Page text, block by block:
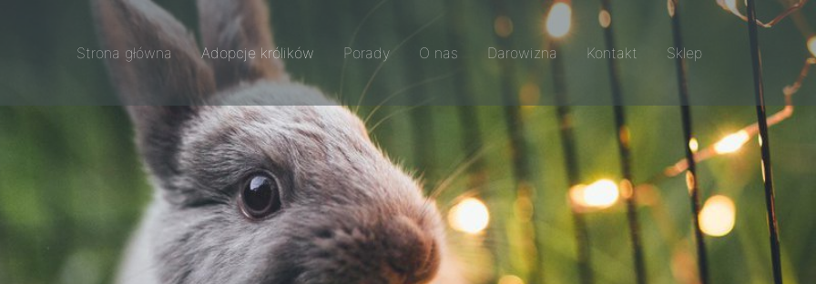
Strona główna Adopcje królików Porady O nas Darowizna Kontakt Sklep